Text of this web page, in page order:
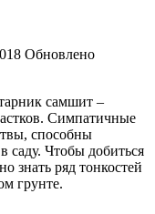
Обновлено
самшит –
Симпатичные
способны
саду. Чтобы добиться
знать ряд тонкостей
грунте.